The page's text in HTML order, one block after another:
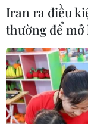
Đà Nẵng tìm
ninh nguồn
08/08/2026 05:05
Sơn La công
về thiên tai với
Iran ra điều
thường để